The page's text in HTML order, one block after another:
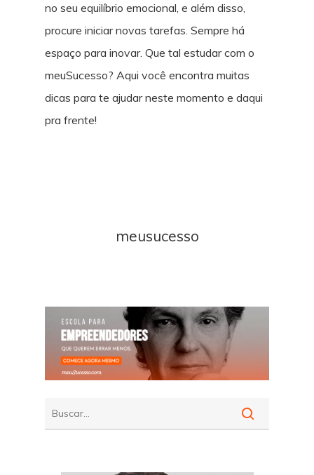
no seu equilíbrio emocional, e além disso,
procure iniciar novas tarefas. Sempre há
espaço para inovar. Que tal estudar com o
meuSucesso? Aqui você encontra muitas
dicas para te ajudar neste momento e daqui
pra frente!
meusucesso